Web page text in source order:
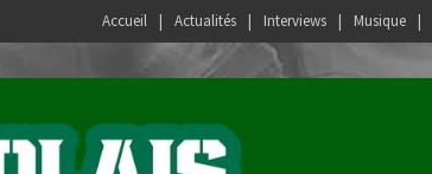
Accueil Actualités Interviews Musique